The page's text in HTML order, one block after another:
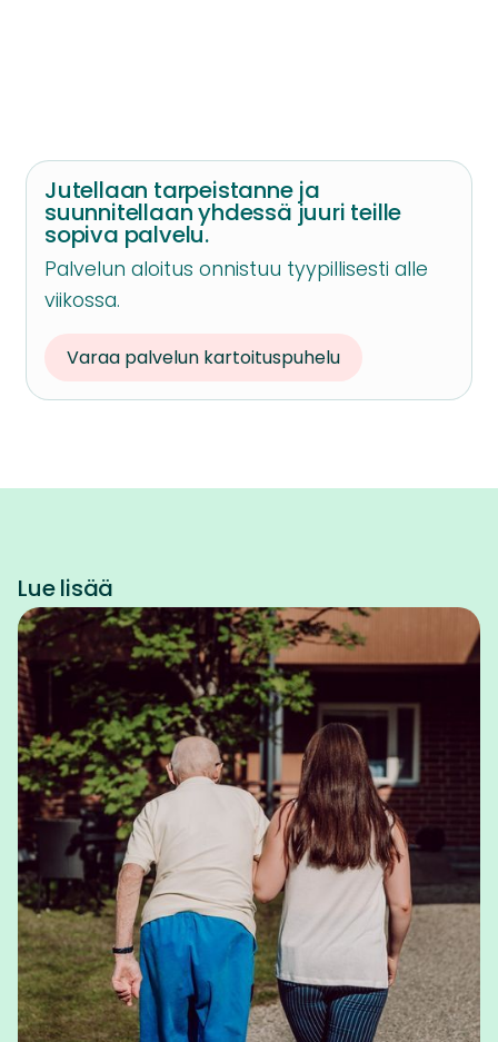
Jutellaan tarpeistanne ja
suunnitellaan yhdessä juuri teille
sopiva palvelu.
Palvelun aloitus onnistuu tyypillisesti alle
viikossa.
Varaa palvelun kartoituspuhelu
Lue lisää